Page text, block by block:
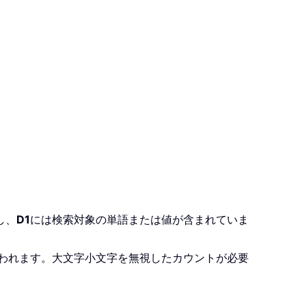
D1には検索対象の単語または値が含まれていま
ます。大文字小文字を無視したカウントが必要